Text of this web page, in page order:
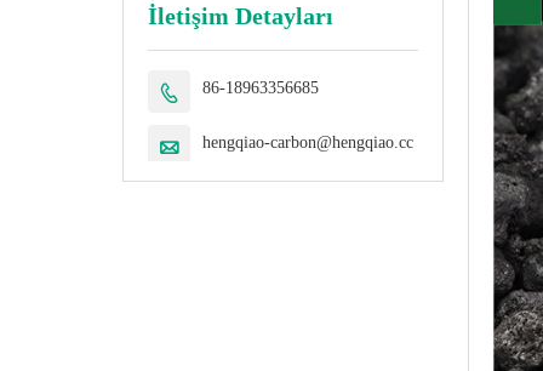
İletişim Detayları
 86-18963356685
 hengqiao-carbon@hengqiao.cc